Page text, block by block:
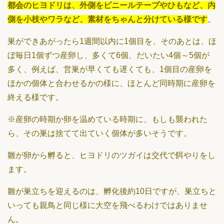
都会のヒヨドリは、外側をビニールテープやひもなど、内
側を小枝やワラなど、素材をちゃんと分けている様です。
巣ができあがったら1週間以内に1個目を、そのあとは、ほ
ぼ毎日1個ずつ産卵し、多くて6個、だいたい4個～5個が
多く、例えば、営巣が早くても遅くても、1個目の産卵を
ほかの個体と合わせるかの様に、ほとんど同時期に産卵を
終える様です。
※産卵の時期か卵を温めている時期に、もしも襲われた
ら、その巣は捨てて出ていく個体が多いそうです。
雛が卵から孵ると、ヒヨドリのツガイは交代で餌やりをし
ます。
雛が巣立ちを迎えるのは、孵化後約10日ですが、巣立ちと
いっても親鳥と同じ様に大空を飛べるわけではありませ
ん。